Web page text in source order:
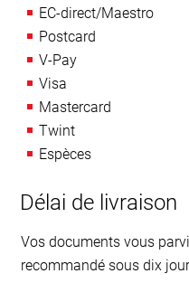
EC-direct/Maestro
Postcard
V-Pay
Visa
Mastercard
Twint
Espèces
Délai de livraison
Vos documents vous
recommandé sous dix